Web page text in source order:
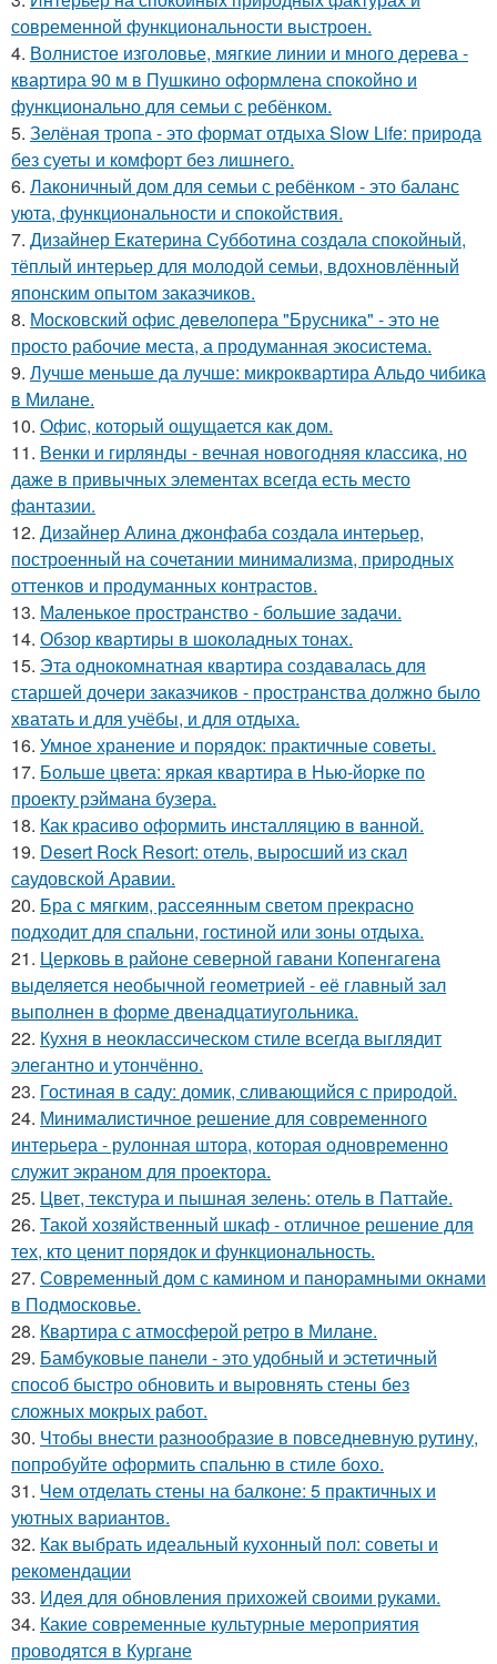
современной функциональности выстроен.
4. Волнистое изголовье, мягкие линии и много дерева -
квартира 90 м в Пушкино оформлена спокойно и
функционально для семьи с ребёнком.
5. Зелёная тропа - это формат отдыха Slow Life: природа
без суеты и комфорт без лишнего.
6. Лаконичный дом для семьи с ребёнком - это баланс
уюта, функциональности и спокойствия.
7. Дизайнер Екатерина Субботина создала спокойный,
тёплый интерьер для молодой семьи, вдохновлённый
японским опытом заказчиков.
8. Московский офис девелопера "Брусника" - это не
просто рабочие места, а продуманная экосистема.
9. Лучше меньше да лучше: микроквартира Альдо чибика
в Милане.
10. Офис, который ощущается как дом.
11. Венки и гирлянды - вечная новогодняя классика, но
даже в привычных элементах всегда есть место
фантазии.
12. Дизайнер Алина джонфаба создала интерьер,
построенный на сочетании минимализма, природных
оттенков и продуманных контрастов.
13. Маленькое пространство - большие задачи.
14. Обзор квартиры в шоколадных тонах.
15. Эта однокомнатная квартира создавалась для
старшей дочери заказчиков - пространства должно было
хватать и для учёбы, и для отдыха.
16. Умное хранение и порядок: практичные советы.
17. Больше цвета: яркая квартира в Нью-йорке по
проекту рэймана бузера.
18. Как красиво оформить инсталляцию в ванной.
19. Desert Rock Resort: отель, выросший из скал
саудовской Аравии.
20. Бра с мягким, рассеянным светом прекрасно
подходит для спальни, гостиной или зоны отдыха.
21. Церковь в районе северной гавани Копенгагена
выделяется необычной геометрией - её главный зал
выполнен в форме двенадцатиугольника.
22. Кухня в неоклассическом стиле всегда выглядит
элегантно и утончённо.
23. Гостиная в саду: домик, сливающийся с природой.
24. Минималистичное решение для современного
интерьера - рулонная штора, которая одновременно
служит экраном для проектора.
25. Цвет, текстура и пышная зелень: отель в Паттайе.
26. Такой хозяйственный шкаф - отличное решение для
тех, кто ценит порядок и функциональность.
27. Современный дом с камином и панорамными окнами
в Подмосковье.
28. Квартира с атмосферой ретро в Милане.
29. Бамбуковые панели - это удобный и эстетичный
способ быстро обновить и выровнять стены без
сложных мокрых работ.
30. Чтобы внести разнообразие в повседневную рутину,
попробуйте оформить спальню в стиле бохо.
31. Чем отделать стены на балконе: 5 практичных и
уютных вариантов.
32. Как выбрать идеальный кухонный пол: советы и
рекомендации
33. Идея для обновления прихожей своими руками.
34. Какие современные культурные мероприятия
проводятся в Кургане